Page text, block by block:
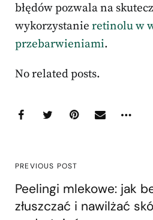
błędów pozwala na
wykorzystanie retinolu w
przebarwieniami.
No related posts.
PREVIOUS POST
Peelingi mlekowe: jak
złuszczać i nawilżać